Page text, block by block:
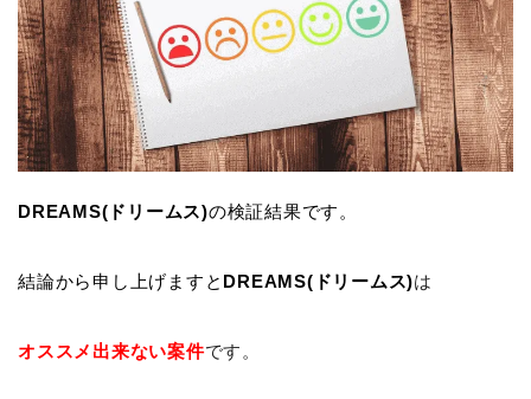
DREAMS(ドリームス)の検証結果です。
結論から申し上げますと DREAMS(ドリームス)は
オススメ出来ない案件です。